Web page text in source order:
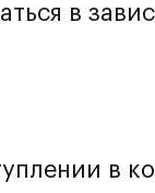
в
в
мне
политику